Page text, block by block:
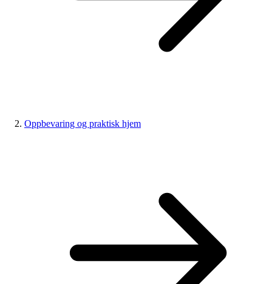
Oppbevaring og praktisk hjem